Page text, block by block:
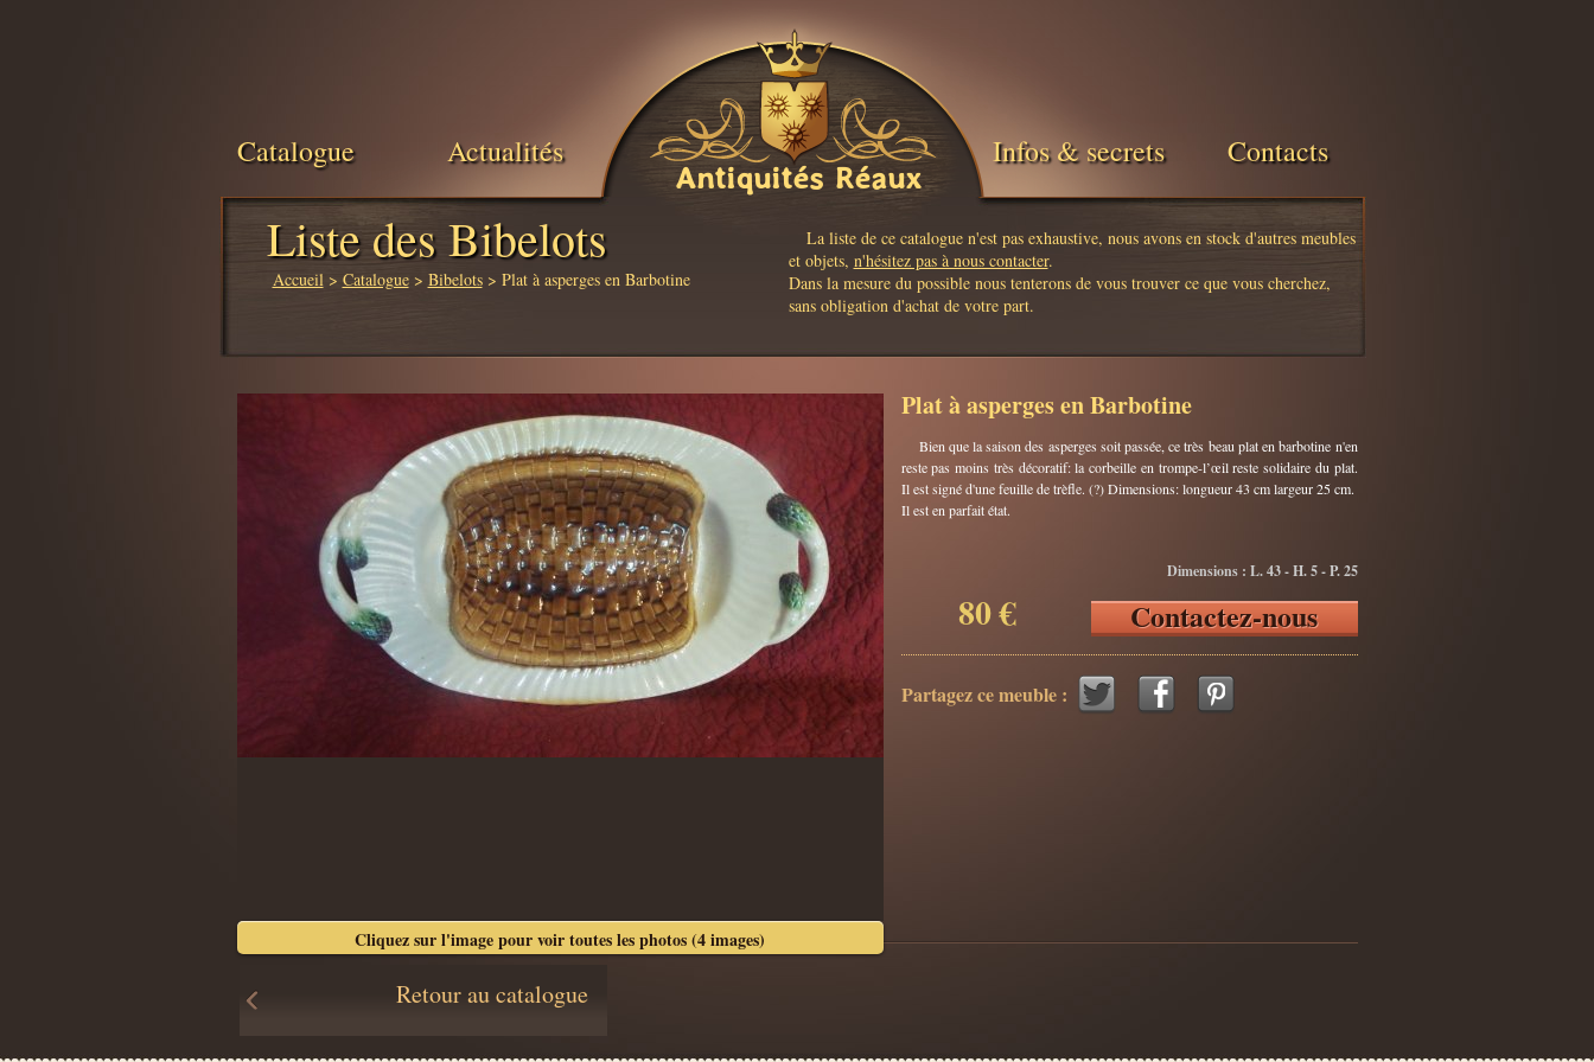
Antiquités Réaux
Catalogue Actualités Infos & secrets Contacts
Liste des Bibelots
Accueil> Catalogue> Bibelots> Plat à asperges en Barbotine
La liste de ce catalogue n'est pas exhaustive, nous avons en stock d'autres meubles
et objets, n'hésitez pas à nous contacter.
Dans la mesure du possible nous tenterons de vous trouver ce que vous cherchez,
sans obligation d'achat de votre part.
Cliquez sur l'image pour voir toutes les photos (4 images)
Plat à asperges en Barbotine
Bien que la saison des asperges soit passée, ce très beau plat en barbotine n'en
reste pas moins très décoratif: la corbeille en trompe-l’œil reste solidaire du plat.
Il est signé d'une feuille de trèfle. (?) Dimensions: longueur 43 cm largeur 25 cm.
Il est en parfait état.
Dimensions : L. 43 - H. 5 - P. 25
80 € Contactez-nous
Partagez ce meuble :
Retour au catalogue